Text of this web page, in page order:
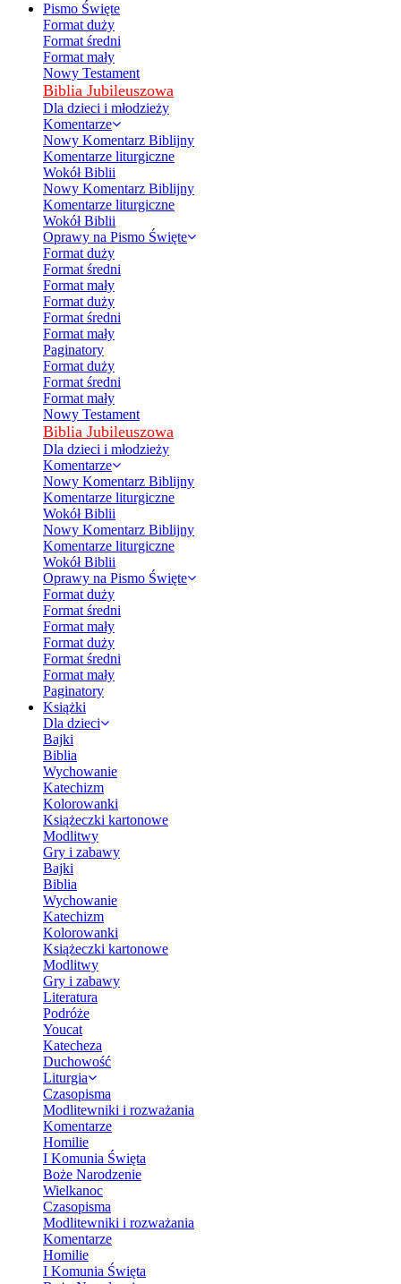
Pismo Święte
Format duży
Format średni
Format mały
Nowy Testament
Biblia Jubileuszowa
Dla dzieci i młodzieży
Komentarze
Nowy Komentarz Biblijny
Komentarze liturgiczne
Wokół Biblii
Nowy Komentarz Biblijny
Komentarze liturgiczne
Wokół Biblii
Oprawy na Pismo Święte
Format duży
Format średni
Format mały
Format duży
Format średni
Format mały
Paginatory
Format duży
Format średni
Format mały
Nowy Testament
Biblia Jubileuszowa
Dla dzieci i młodzieży
Komentarze
Nowy Komentarz Biblijny
Komentarze liturgiczne
Wokół Biblii
Nowy Komentarz Biblijny
Komentarze liturgiczne
Wokół Biblii
Oprawy na Pismo Święte
Format duży
Format średni
Format mały
Format duży
Format średni
Format mały
Paginatory
Książki
Dla dzieci
Bajki
Biblia
Wychowanie
Katechizm
Kolorowanki
Książeczki kartonowe
Modlitwy
Gry i zabawy
Bajki
Biblia
Wychowanie
Katechizm
Kolorowanki
Książeczki kartonowe
Modlitwy
Gry i zabawy
Literatura
Podróże
Youcat
Katecheza
Duchowość
Liturgia
Czasopisma
Modlitewniki i rozważania
Komentarze
Homilie
I Komunia Święta
Boże Narodzenie
Wielkanoc
Czasopisma
Modlitewniki i rozważania
Komentarze
Homilie
I Komunia Święta